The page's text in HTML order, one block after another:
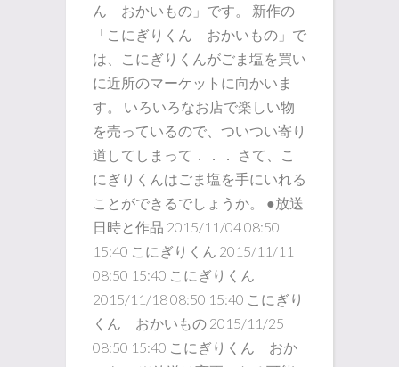
ん おかいもの」です。 新作の
「こにぎりくん おかいもの」で
は、こにぎりくんがごま塩を買い
に近所のマーケットに向かいま
す。 いろいろなお店で楽しい物
を売っているので、ついつい寄り
道してしまって．．． さて、こ
にぎりくんはごま塩を手にいれる
ことができるでしょうか。 ●放送
日時と作品 2015/11/04 08:50
15:40 こにぎりくん 2015/11/11
08:50 15:40 こにぎりくん
2015/11/18 08:50 15:40 こにぎり
くん おかいもの 2015/11/25
08:50 15:40 こにぎりくん おか